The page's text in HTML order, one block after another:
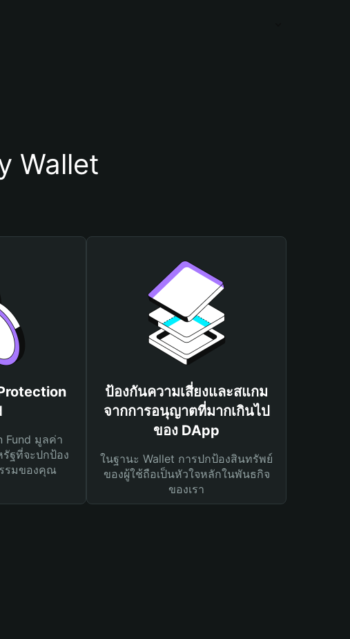
Wallet
Fund มูลค่า
ฐที่จะปกป้อง
รมของคุณ
ป้องกันความเสี่ยงและสแกม
จากการอนุญาตที่มากเกินไป
ของ DApp
ในฐานะ Wallet การปกป้องสินทรัพย์
ของผู้ใช้ถือเป็นหัวใจหลักในพันธกิจ
ของเรา